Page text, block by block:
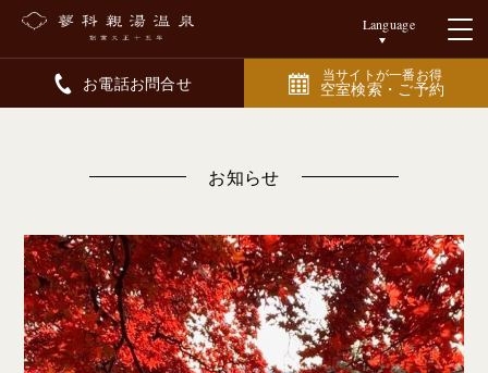
Language
お電話お問合せ 当サイトが一番お得
空室検索・ご予約
お知らせ